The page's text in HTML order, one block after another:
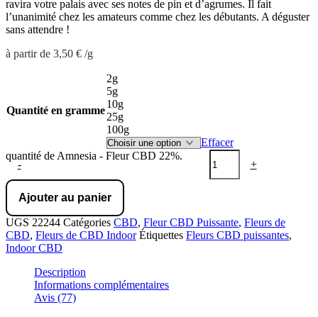
ravira votre palais avec ses notes de pin et d’agrumes. Il fait
l’unanimité chez les amateurs comme chez les débutants. A déguster
sans attendre !
à partir de 3,50 € /g
Quantité en gramme
2g
5g
10g
25g
100g
Effacer
-
quantité de Amnesia - Fleur CBD 22%.
+
Ajouter au panier
UGS 22244 Catégories CBD, Fleur CBD Puissante, Fleurs de
CBD, Fleurs de CBD Indoor Étiquettes Fleurs CBD puissantes,
Indoor CBD
Description
Informations complémentaires
Avis (77)